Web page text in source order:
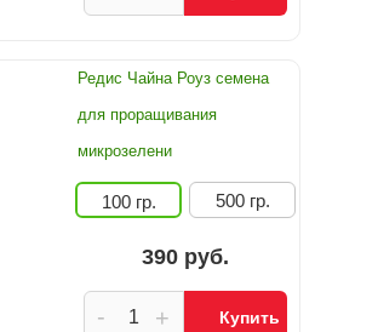
Редис Чайна Роуз семена
для проращивания
микрозелени
100 гр. 500 гр.
390 руб.
+
- Купить